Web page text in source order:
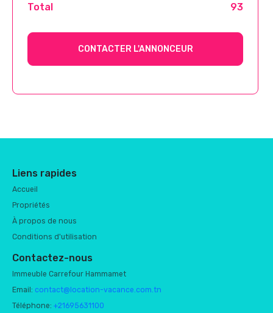
Total 93
CONTACTER L'ANNONCEUR
Liens rapides
Accueil
Propriétés
À propos de nous
Conditions d'utilisation
Contactez-nous
Immeuble Carrefour Hammamet
Email: contact@location-vacance.com.tn
Téléphone: +21695631100